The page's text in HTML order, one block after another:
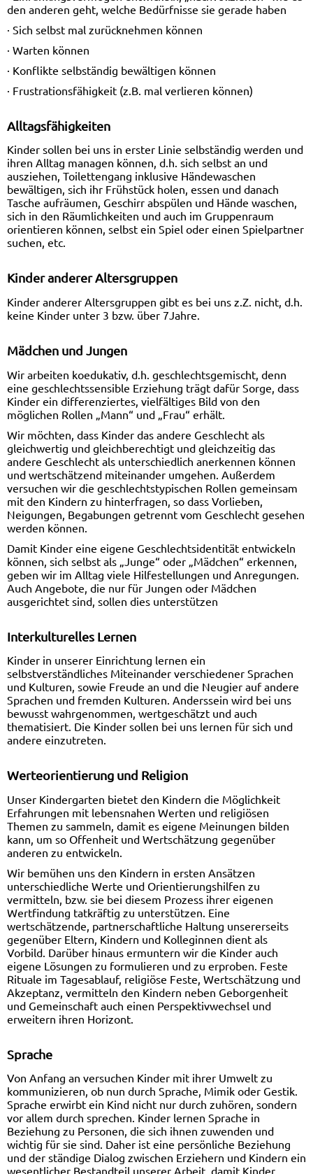
den anderen geht, welche Bedürfnisse sie gerade haben
· Sich selbst mal zurücknehmen können
· Warten können
· Konflikte selbständig bewältigen können
· Frustrationsfähigkeit (z.B. mal verlieren können)
Alltagsfähigkeiten
Kinder sollen bei uns in erster Linie selbständig werden und
ihren Alltag managen können, d.h. sich selbst an und
ausziehen, Toilettengang inklusive Händewaschen
bewältigen, sich ihr Frühstück holen, essen und danach
Tasche aufräumen, Geschirr abspülen und Hände waschen,
sich in den Räumlichkeiten und auch im Gruppenraum
orientieren können, selbst ein Spiel oder einen Spielpartner
suchen, etc.
Kinder anderer Altersgruppen
Kinder anderer Altersgruppen gibt es bei uns z.Z. nicht, d.h.
keine Kinder unter 3 bzw. über 7Jahre.
Mädchen und Jungen
Wir arbeiten koedukativ, d.h. geschlechtsgemischt, denn
eine geschlechtssensible Erziehung trägt dafür Sorge, dass
Kinder ein differenziertes, vielfältiges Bild von den
möglichen Rollen „Mann“ und „Frau“ erhält.
Wir möchten, dass Kinder das andere Geschlecht als
gleichwertig und gleichberechtigt und gleichzeitig das
andere Geschlecht als unterschiedlich anerkennen können
und wertschätzend miteinander umgehen. Außerdem
versuchen wir die geschlechtstypischen Rollen gemeinsam
mit den Kindern zu hinterfragen, so dass Vorlieben,
Neigungen, Begabungen getrennt vom Geschlecht gesehen
werden können.
Damit Kinder eine eigene Geschlechtsidentität entwickeln
können, sich selbst als „Junge“ oder „Mädchen“ erkennen,
geben wir im Alltag viele Hilfestellungen und Anregungen.
Auch Angebote, die nur für Jungen oder Mädchen
ausgerichtet sind, sollen dies unterstützen
Interkulturelles Lernen
Kinder in unserer Einrichtung lernen ein
selbstverständliches Miteinander verschiedener Sprachen
und Kulturen, sowie Freude an und die Neugier auf andere
Sprachen und fremden Kulturen. Anderssein wird bei uns
bewusst wahrgenommen, wertgeschätzt und auch
thematisiert. Die Kinder sollen bei uns lernen für sich und
andere einzutreten.
Werteorientierung und Religion
Unser Kindergarten bietet den Kindern die Möglichkeit
Erfahrungen mit lebensnahen Werten und religiösen
Themen zu sammeln, damit es eigene Meinungen bilden
kann, um so Offenheit und Wertschätzung gegenüber
anderen zu entwickeln.
Wir bemühen uns den Kindern in ersten Ansätzen
unterschiedliche Werte und Orientierungshilfen zu
vermitteln, bzw. sie bei diesem Prozess ihrer eigenen
Wertfindung tatkräftig zu unterstützen. Eine
wertschätzende, partnerschaftliche Haltung unsererseits
gegenüber Eltern, Kindern und Kolleginnen dient als
Vorbild. Darüber hinaus ermuntern wir die Kinder auch
eigene Lösungen zu formulieren und zu erproben. Feste
Rituale im Tagesablauf, religiöse Feste, Wertschätzung und
Akzeptanz, vermitteln den Kindern neben Geborgenheit
und Gemeinschaft auch einen Perspektivwechsel und
erweitern ihren Horizont.
Sprache
Von Anfang an versuchen Kinder mit ihrer Umwelt zu
kommunizieren, ob nun durch Sprache, Mimik oder Gestik.
Sprache erwirbt ein Kind nicht nur durch zuhören, sondern
vor allem durch sprechen. Kinder lernen Sprache in
Beziehung zu Personen, die sich ihnen zuwenden und
wichtig für sie sind. Daher ist eine persönliche Beziehung
und der ständige Dialog zwischen Erziehern und Kindern ein
wesentlicher Bestandteil unserer Arbeit, damit Kinder